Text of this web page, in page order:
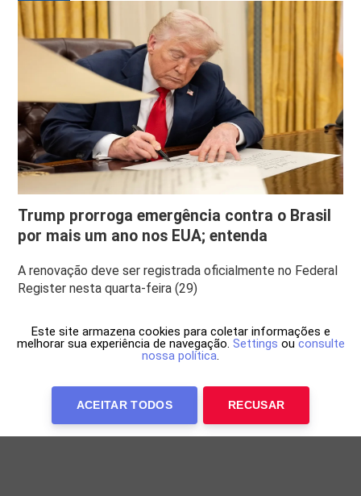
Trump prorroga emergência contra o Brasil
por mais um ano nos EUA; entenda
A renovação deve ser registrada oficialmente no Federal
Register nesta quarta-feira (29)
Este site armazena cookies para coletar informações e
melhorar sua experiência de navegação. Settings ou consulte
nossa política.
ACEITAR TODOS RECUSAR